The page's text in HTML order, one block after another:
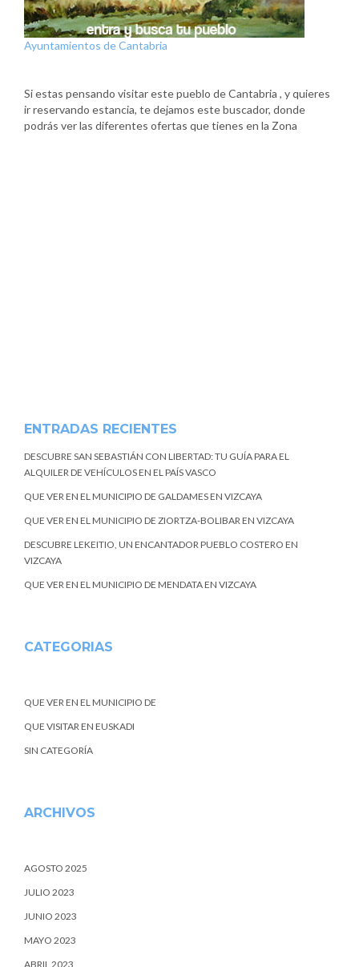
Ayuntamientos de Cantabria
Si estas pensando visitar este pueblo de Cantabria , y quieres
ir reservando estancia, te dejamos este buscador, donde
podrás ver las diferentes ofertas que tienes en la Zona
ENTRADAS RECIENTES
DESCUBRE SAN SEBASTIÁN CON LIBERTAD: TU GUÍA PARA EL
ALQUILER DE VEHÍCULOS EN EL PAÍS VASCO
QUE VER EN EL MUNICIPIO DE GALDAMES EN VIZCAYA
QUE VER EN EL MUNICIPIO DE ZIORTZA-BOLIBAR EN VIZCAYA
DESCUBRE LEKEITIO, UN ENCANTADOR PUEBLO COSTERO EN
VIZCAYA
QUE VER EN EL MUNICIPIO DE MENDATA EN VIZCAYA
CATEGORIAS
QUE VER EN EL MUNICIPIO DE
QUE VISITAR EN EUSKADI
SIN CATEGORÍA
ARCHIVOS
AGOSTO 2025
JULIO 2023
JUNIO 2023
MAYO 2023
ABRIL 2023